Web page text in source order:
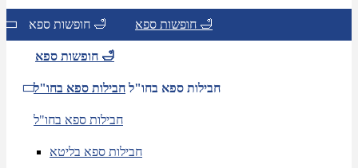
חופשות ספא 🛁 חופשות ספא 🛁
חופשות ספא 🛁
חבילות ספא בחו"ל חבילות ספא בחו"ל
חבילות ספא בחו"ל
חבילות ספא בליטא